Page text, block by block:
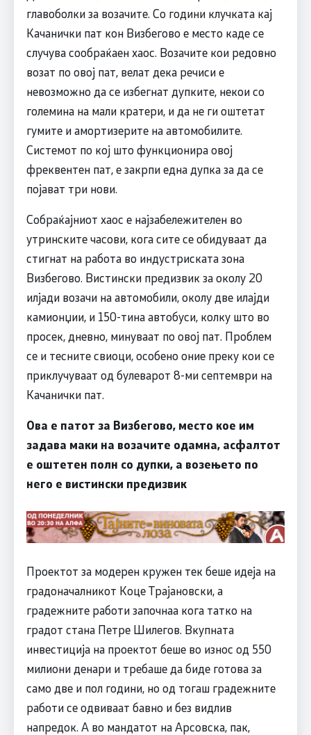
главоболки за возачите. Со години клучката кај
Качанички пат кон Визбегово е место каде се
случува сообраќаен хаос. Возачите кои редовно
возат по овој пат, велат дека речиси е
невозможно да се избегнат дупките, некои со
големина на мали кратери, и да не ги оштетат
гумите и амортизерите на автомобилите.
Системот по кој што функционира овој
фреквентен пат, е закрпи една дупка за да се
појават три нови.
Собраќајниот хаос е најзабележителен во
утринските часови, кога сите се обидуваат да
стигнат на работа во индустриската зона
Визбегово. Вистински предизвик за околу 20
илјади возачи на автомобили, околу две илајди
камионџии, и 150-тина автобуси, колку што во
просек, дневно, минуваат по овој пат. Проблем
се и тесните свиоци, особено оние преку кои се
приклучуваат од булеварот 8-ми септември на
Качанички пат.
Ова е патот за Визбегово, место кое им
задава маки на возачите одамна, асфалтот
е оштетен полн со дупки, а возењето по
него е вистински предизвик
Проектот за модерен кружен тек беше идеја на
градоначалникот Коце Трајановски, а
градежните работи започнаа кога татко на
градот стана Петре Шилегов. Вкупната
инвестиција на проектот беше во износ од 550
милиони денари и требаше да биде готова за
само две и пол години, но од тогаш градежните
работи се одвиваат бавно и без видлив
напредок. А во мандатот на Арсовска, пак,